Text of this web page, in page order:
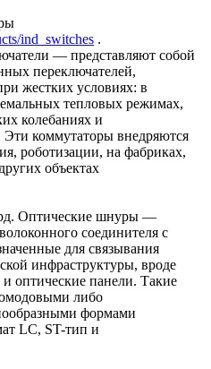
ind_switches .
— представляют собой
переключателей,
жестких условиях: в
тепловых режимах,
колебаниях и
коммутаторы внедряются
роботизации, на фабриках,
объектах
Оптические шнуры —
соединителя с
для связывания
инфраструктуры, вроде
оптические панели. Такие
либо
формами
LC, ST-тип и